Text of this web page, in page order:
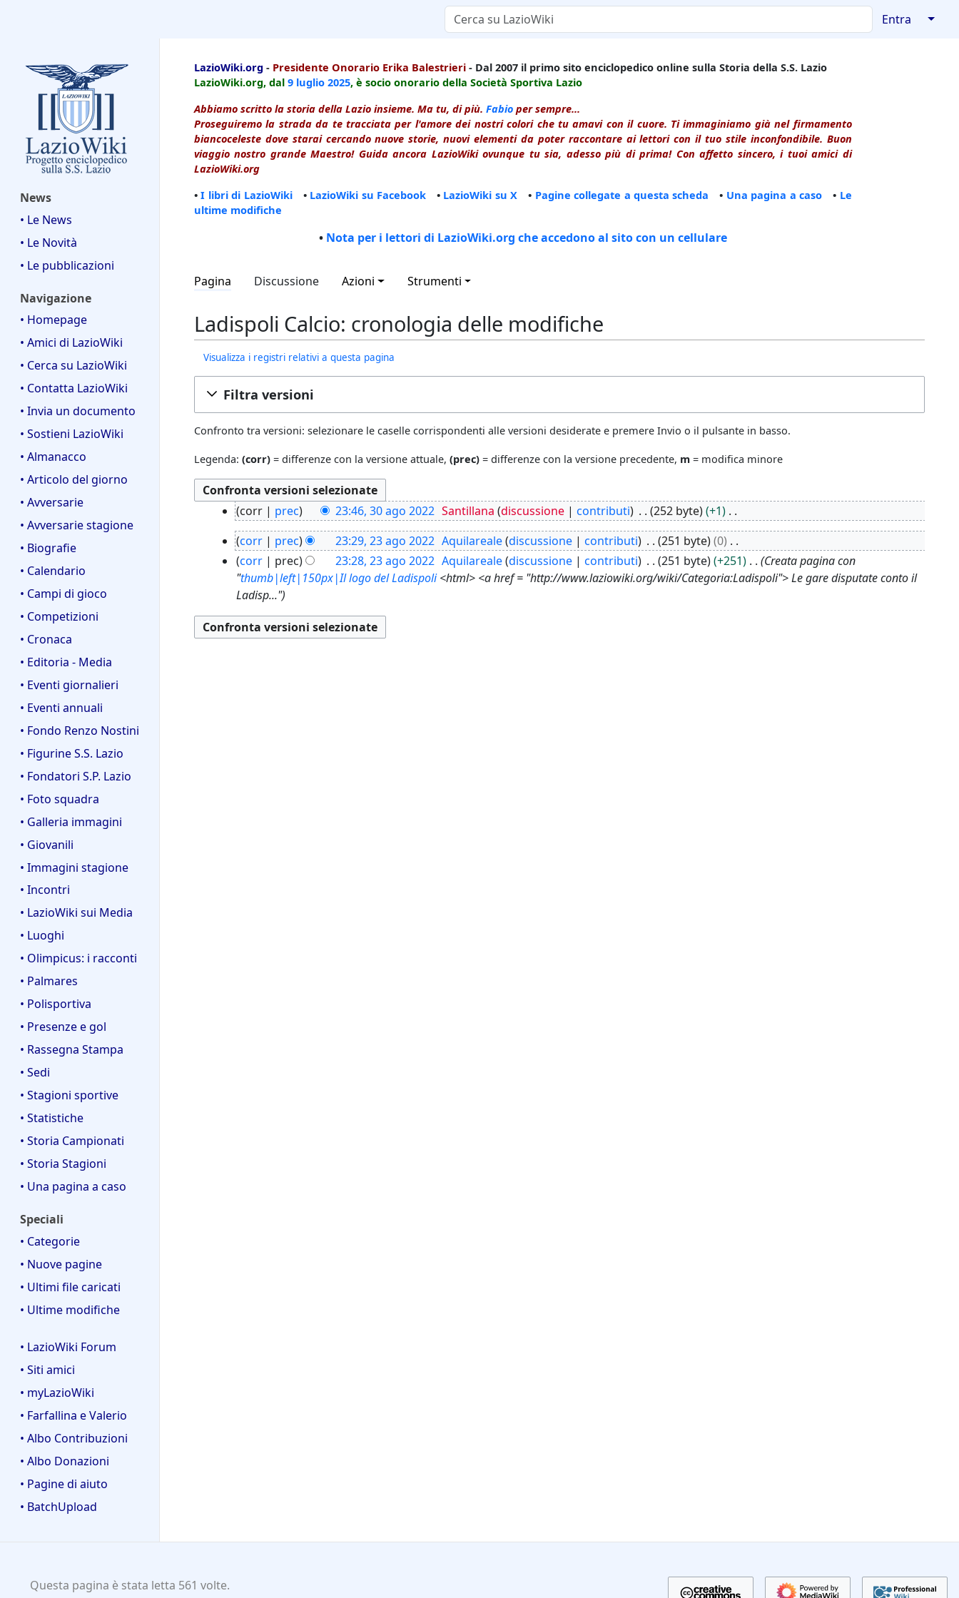
Entra ↓
News
• Le News
• Le Novità
• Le pubblicazioni
Navigazione
• Homepage
• Amici di LazioWiki
• Cerca su LazioWiki
• Contatta LazioWiki
• Invia un documento
• Sostieni LazioWiki
• Almanacco
• Articolo del giorno
• Avversarie
• Avversarie stagione
• Biografie
• Calendario
• Campi di gioco
• Competizioni
• Cronaca
• Editoria - Media
• Eventi giornalieri
• Eventi annuali
• Fondo Renzo Nostini
• Figurine S.S. Lazio
• Fondatori S.P. Lazio
• Foto squadra
• Galleria immagini
• Giovanili
• Immagini stagione
• Incontri
• LazioWiki sui Media
• Luoghi
• Olimpicus: i racconti
• Palmares
• Polisportiva
• Presenze e gol
• Rassegna Stampa
• Sedi
• Stagioni sportive
• Statistiche
• Storia Campionati
• Storia Stagioni
• Una pagina a caso
Speciali
• Categorie
• Nuove pagine
• Ultimi file caricati
• Ultime modifiche
• LazioWiki Forum
• Siti amici
• myLazioWiki
• Farfallina e Valerio
• Albo Contribuzioni
• Albo Donazioni
• Pagine di aiuto
• BatchUpload
LazioWiki.org - Presidente Onorario Erika Balestrieri - Dal 2007 il primo sito enciclopedico online sulla Storia della S.S. Lazio
LazioWiki.org, dal 9 luglio 2025, è socio onorario della Società Sportiva Lazio
Abbiamo scritto la storia della Lazio insieme. Ma tu, di più. Fabio per sempre...
Proseguiremo la strada da te tracciata per l'amore dei nostri colori che tu amavi con il cuore. Ti immaginiamo già nel firmamento
biancoceleste dove starai cercando nuove storie, nuovi elementi da poter raccontare ai lettori con il tuo stile inconfondibile. Buon
viaggio nostro grande Maestro! Guida ancora LazioWiki ovunque tu sia, adesso più di prima! Con affetto sincero, i tuoi amici di
LazioWiki.org
•I libri di LazioWiki• LazioWiki su Facebook • LazioWiki su X • Pagine collegate a questa scheda • Una pagina a caso • Le
ultime modifiche
• Nota per i lettori di LazioWiki.org che accedono al sito con un cellulare
Pagina Discussione Azioni Strumenti
Ladispoli Calcio: cronologia delle modifiche
Visualizza i registri relativi a questa pagina
Filtra versioni
Confronto tra versioni: selezionare le caselle corrispondenti alle versioni desiderate e premere Invio o il pulsante in basso.
Legenda: (corr) = differenze con la versione attuale, (prec) = differenze con la versione precedente, m = modifica minore
2
corr prec 23:46, 30 ago 2022 Santillana discussione contributi 252 byte
+1
N
e
s
s
u
n
o
2
0
corr prec 23:29, 23 ago 2022 Aquilareale discussione contributi 251 byte
0
N
e
s
u
n
corr prec 23:28, 23 ago 2022 Aquilareale discussione contributi 251 byte +251
Creata pagina con
"thumb|left|150px|Il logo del Ladispoli<html> <a href = "http://www.laziowiki.org/wiki/Categoria:Ladispoli"> Le gare disputate conto il
Ladisp..."
Questa pagina è stata letta 561 volte.